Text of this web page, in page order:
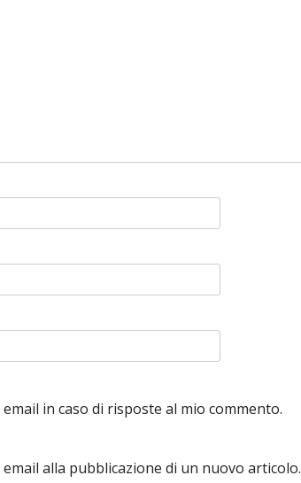
in caso di risposte al mio commento.
alla pubblicazione di un nuovo articolo.